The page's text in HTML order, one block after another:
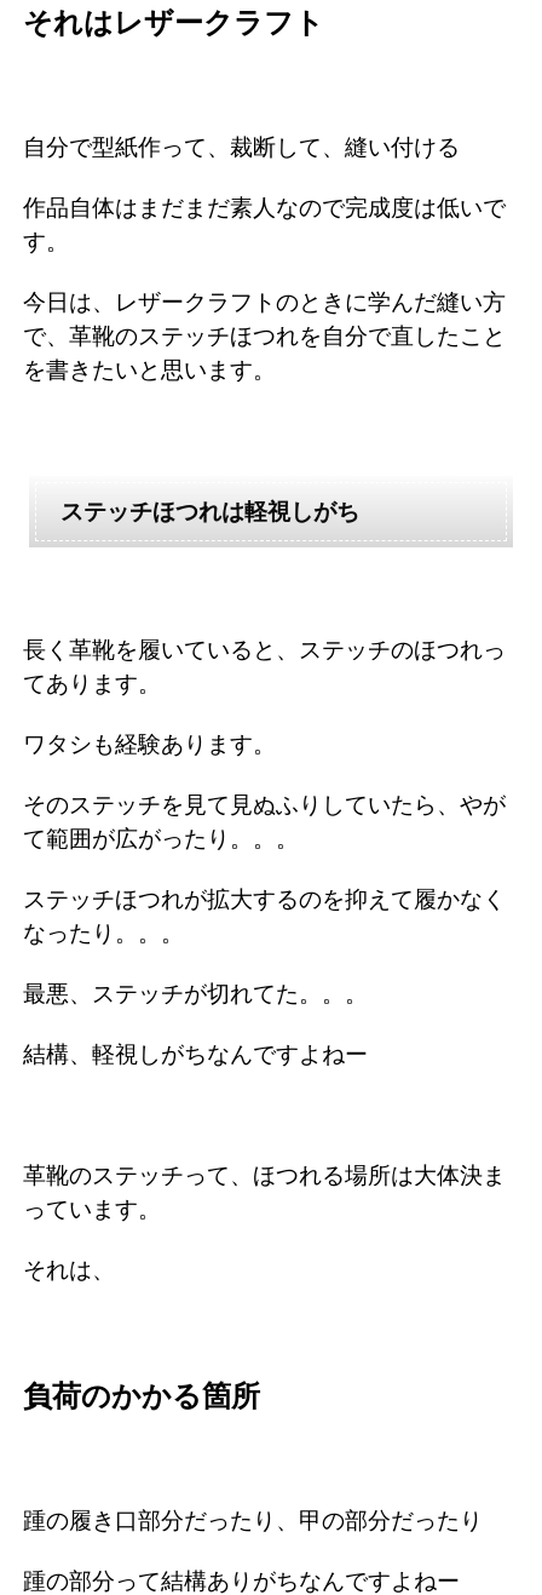
それはレザークラフト
自分で型紙作って、裁断して、縫い付ける
作品自体はまだまだ素人なので完成度は低いで
す。
今日は、レザークラフトのときに学んだ縫い方
で、革靴のステッチほつれを自分で直したこと
を書きたいと思います。
ステッチほつれは軽視しがち
長く革靴を履いていると、ステッチのほつれっ
てあります。
ワタシも経験あります。
そのステッチを見て見ぬふりしていたら、やが
て範囲が広がったり。。。
ステッチほつれが拡大するのを抑えて履かなく
なったり。。。
最悪、ステッチが切れてた。。。
結構、軽視しがちなんですよねー
革靴のステッチって、ほつれる場所は大体決ま
っています。
それは、
負荷のかかる箇所
踵の履き口部分だったり、甲の部分だったり
踵の部分って結構ありがちなんですよねー